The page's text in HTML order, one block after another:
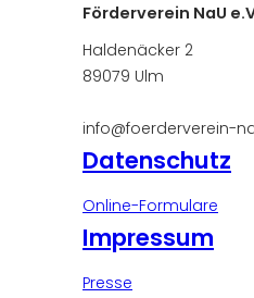
Förderverein NaU
Haldenäcker 2
89079 Ulm
info@foerderverein-
Datenschutz
Online-Formulare
Impressum
Presse